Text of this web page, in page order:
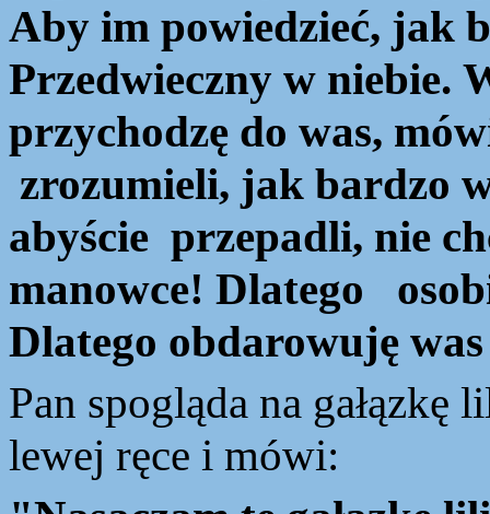
Aby im powiedzieć, jak
Przedwieczny w niebie.
przychodzę do was,
zrozumieli, jak bardzo
abyście przepadli, nie
manowce! Dlatego
Dlatego obdarowuję
Pan spogląda na
lewej ręce i mówi: